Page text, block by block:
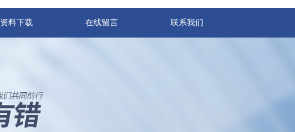
资料下载 在线留言 联系我们